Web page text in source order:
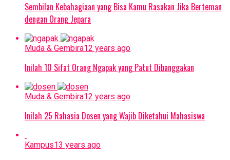
Sembilan Kebahagiaan yang Bisa Kamu Rasakan Jika Berteman
dengan Orang Jepara
Muda & Gembira12 years ago
Inilah 10 Sifat Orang Ngapak yang Patut Dibanggakan
Muda & Gembira12 years ago
Inilah 25 Rahasia Dosen yang Wajib Diketahui Mahasiswa
Kampus13 years ago